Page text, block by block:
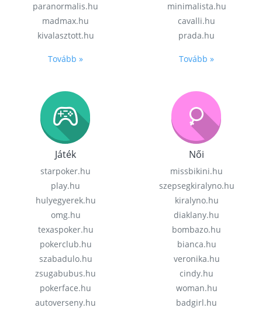
paranormalis.hu
madmax.hu
kivalasztott.hu
Tovább »
minimalista.hu
cavalli.hu
prada.hu
Tovább »
Játék
starpoker.hu
play.hu
hulyegyerek.hu
omg.hu
texaspoker.hu
pokerclub.hu
szabadulo.hu
zsugabubus.hu
pokerface.hu
autoverseny.hu
Női
missbikini.hu
szepsegkiralyno.hu
kiralyno.hu
diaklany.hu
bombazo.hu
bianca.hu
veronika.hu
cindy.hu
woman.hu
badgirl.hu